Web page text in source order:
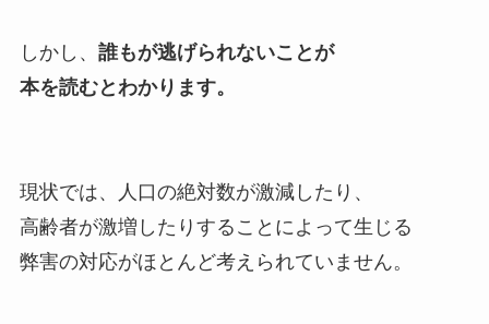
しかし、 誰もが逃げられないことが
本を読むとわかります。
現状では、人口の絶対数が激減したり、
高齢者が激増したりすることによって生じる
弊害の対応がほとんど考えられていません。